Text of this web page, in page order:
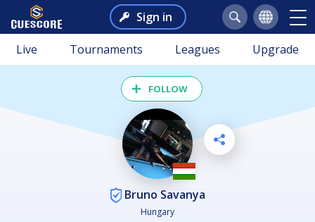
Sign in
Live Tournaments Leagues Upgrade
FOLLOW
Bruno Savanya
Hungary